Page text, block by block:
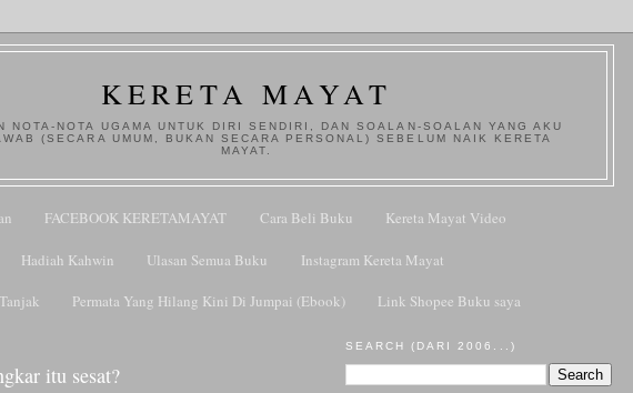
KERETA MAYAT
NOTA-NOTA UGAMA UNTUK DIRI SENDIRI, DAN SOALAN-SOALAN YANG AKU
(SECARA UMUM, BUKAN SECARA PERSONAL) SEBELUM NAIK KERETA
MAYAT.
FACEBOOK KERETAMAYAT Cara Beli Buku Kereta Mayat Video
Hadiah Kahwin Ulasan Semua Buku Instagram Kereta Mayat
Permata Yang Hilang Kini Di Jumpai (Ebook) Link Shopee Buku saya
itu sesat?
SEARCH (DARI 2006...)